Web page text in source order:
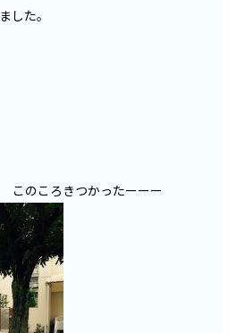
した。
のころきつかったーーー